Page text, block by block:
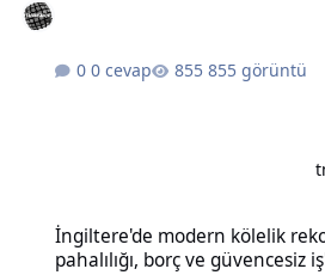
0 cevap 855 görüntü
İngiltere'de modern kölelik
pahalılığı, borç ve güvencesiz